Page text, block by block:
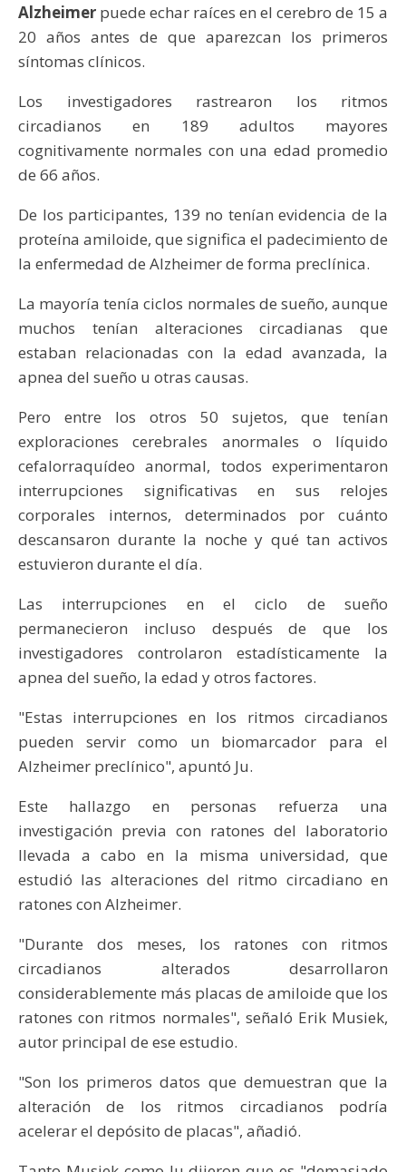
Alzheimer puede echar raíces en el cerebro de 15 a
20 años antes de que aparezcan los primeros
síntomas clínicos.
Los investigadores rastrearon los ritmos
circadianos en 189 adultos mayores
cognitivamente normales con una edad promedio
de 66 años.
De los participantes, 139 no tenían evidencia de la
proteína amiloide, que significa el padecimiento de
la enfermedad de Alzheimer de forma preclínica.
La mayoría tenía ciclos normales de sueño, aunque
muchos tenían alteraciones circadianas que
estaban relacionadas con la edad avanzada, la
apnea del sueño u otras causas.
Pero entre los otros 50 sujetos, que tenían
exploraciones cerebrales anormales o líquido
cefalorraquídeo anormal, todos experimentaron
interrupciones significativas en sus relojes
corporales internos, determinados por cuánto
descansaron durante la noche y qué tan activos
estuvieron durante el día.
Las interrupciones en el ciclo de sueño
permanecieron incluso después de que los
investigadores controlaron estadísticamente la
apnea del sueño, la edad y otros factores.
"Estas interrupciones en los ritmos circadianos
pueden servir como un biomarcador para el
Alzheimer preclínico", apuntó Ju.
Este hallazgo en personas refuerza una
investigación previa con ratones del laboratorio
llevada a cabo en la misma universidad, que
estudió las alteraciones del ritmo circadiano en
ratones con Alzheimer.
"Durante dos meses, los ratones con ritmos
circadianos alterados desarrollaron
considerablemente más placas de amiloide que los
ratones con ritmos normales", señaló Erik Musiek,
autor principal de ese estudio.
"Son los primeros datos que demuestran que la
alteración de los ritmos circadianos podría
acelerar el depósito de placas", añadió.